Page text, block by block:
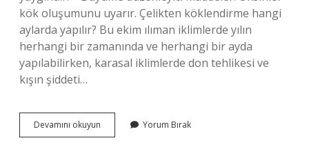
kök oluşumunu uyarır. Çelikten köklendirme hangi
aylarda yapılır? Bu ekim ılıman iklimlerde yılın
herhangi bir zamanında ve herhangi bir ayda
yapılabilirken, karasal iklimlerde don tehlikesi ve
kışın şiddeti…
Devamını okuyun
Köklendirmek
Yorum Bırak